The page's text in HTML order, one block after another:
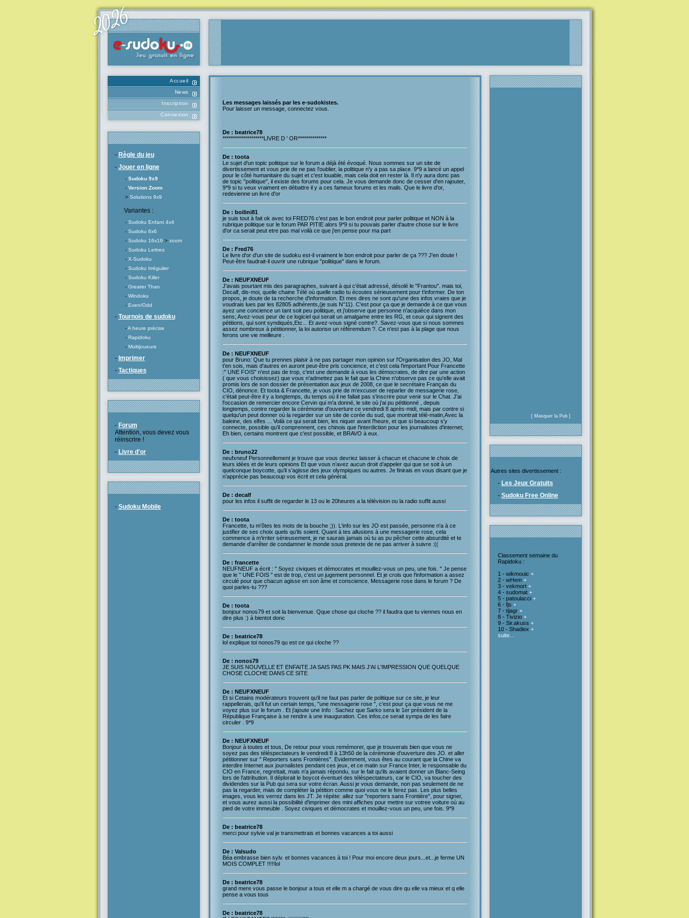
Accueil
News
Inscription
Connexion
- Règle du jeu
- Jouer en ligne
- Sudoku 9x9
- Version Zoom
> Solutions 9x9
Variantes :
- Sudoku Enfant 4x4
- Sudoku 6x6
- Sudoku 16x16 > zoom
- Sudoku Lettres
- X-Sudoku
- Sudoku Irrégulier
- Sudoku Killer
- Greater Than
- Windoku
- Even/Odd
- Tournois de sudoku
-A heure précise
- Rapidoku
- Multijoueurs
- Imprimer
- Tactiques
- Forum
Attention, vous devez vous
réinscrire !
- Livre d'or
- Sudoku Mobile
[ Masquer la Pub ]
Autres sites divertissement :
- Les Jeux Gratuits
- Sudoku Free Online
Classement semaine du
Rapidoku :
1 - wikmouic +
2 - wHem +
3 - vekmort +
4 - sudomat +
5 - patoulacci +
6 - fjs +
7 - tijagr +
8 - Tivizio +
9 - Sir.akuss +
10 - Shadiex +
suite...
Les messages laissés par les e-sudokistes.
Pour laisser un message, connectez vous.
De : beatrice78
********************LIVRE D ' OR**************
De : toota
Le sujet d'un topic politique sur le forum a déjà été évoqué. Nous sommes sur un site de
divertissement et vous prie de ne pas l'oublier, la politique n'y a pas sa place. 9*9 a lancé un appel
pour le côté humanitaire du sujet et c'est louable, mais cela doit en rester là. Il n'y aura donc pas
de topic "politique", il existe des forums pour cela. Je vous demande donc de cesser d'en rajouter,
9*9 si tu veux vraiment en débattre il y a ces fameux forums et les mails. Que le livre d'or,
redevienne un livre d'or
De : boilini81
je suis tout à fait ok avec toi FRED76 c'est pas le bon endroit pour parler politique et NON à la
rubrique politique sur le forum PAR PITIE alors 9*9 si tu pouvais parler d'autre chose sur le livre
d'or ca serait peut etre pas mal voilà ce que j'en pense pour ma part
De : Fred76
Le livre d'or d'un site de sudoku est-il vraiment le bon endroit pour parler de ça ??? J'en doute !
Peut-être faudrait-il ouvrir une rubrique "politique" dans le forum.
De : NEUFXNEUF
J'avais pourtant mis des paragraphes, suivant à qui c'était adressé, désolé le "Frantou". mais toi,
Decalf, dis-moi, quelle chaine Télé où quelle radio tu écoutes sérieusement pour t'informer. De ton
propos, je doute de ta recherche d'information. Et mes dires ne sont qu'une des infos vraies que je
voudrais lues par les 82805 adhérents,(je suis N°11). C'est pour ça que je demande à ce que vous
ayez une concience un tant soit peu politique, et j'observe que personne n'acquièce dans mon
sens; Avez-vous peur de ce logiciel qui serait un amalgame entre les RG, et ceux qui signent des
pétitions, qui sont syndiqués,Etc... Et avez-vous signé contre?. Savez-vous que si nous sommes
assez nombreux à pétitionner, la loi autorise un référemdum ?. Ce n'est pas à la plage que nous
ferons une vie meilleure .
De : NEUFXNEUF
pour Bruno: Que tu prennes plaisir à ne pas partager mon opinion sur l'Organisation des JO, Mal
t'en sois, mais d'autres en auront peut-être pris concience, et c'est cela l'important Pour Francette
:" UNE FOIS" n'est pas de trop, c'est une demande à vous les démocrates, de dire par une action
( que vous choisissez) que vous n'admettez pas le fait que la Chine n'observe pas ce qu'elle avait
promis lors de son dossier de présentation aux jeux de 2008, ce que le secrétaire Français du
CIO, dénonce. Et toota & Francette, je vous prie de m'excuser de reparler de messagerie rose,
c'était peut-être il y a longtemps, du temps où il ne fallait pas s'inscrire pour venir sur le Chat. J'ai
l'occasion de remercier encore Cervin qui m'a donné, le site où j'ai pu pétitionné , depuis
longtemps, contre regarder la cérémonie d'ouverture ce vendredi 8 après-midi, mais par contre si
quelqu'un peut donner où la regarder sur un site de corée du sud, que montrait télé-matin,Avec la
baleine, des elfes ... Voilà ce qui serait bien, les niquer avant l'heure, et que si beaucoup s'y
connecte, possible qu'il comprennent, ces chinois que l'interdiction pour les journalistes d'internet;
Eh bien, certains montrent que c'est possible, et BRAVO à eux.
De : bruno22
neufxneuf Personnellement je trouve que vous devriez laisser à chacun et chacune le choix de
leurs idées et de leurs opinions Et que vous n’avez aucun droit d’appeler qui que se soit à un
quelconque boycotte, qu’il s’agisse des jeux olympiques ou autres. Je finirais en vous disant que je
n’apprécie pas beaucoup vos écrit et cela général.
De : decalf
pour les infos il suffit de regarder le 13 ou le 20heures a la télévision ou la radio suffit aussi
De : toota
Francette, tu m'ôtes les mots de la bouche ;)). L'info sur les JO est passée, personne n'a à ce
justifier de ses choix quels qu'ils soient. Quant à tes allusions à une messagerie rose, cela
commence à m'irriter sérieusement, je ne saurais jamais où tu as pu pêcher cette absurdité et te
demande d'arrêter de condamner le monde sous pretexte de ne pas arriver à suivre :((
De : francette
NEUFNEUF a écrit : " Soyez civiques et démocrates et mouillez-vous un peu, une fois. " Je pense
que le " UNE FOIS " est de trop, c'est un jugement personnel. Et je crois que l'information a assez
circulé pour que chacun agisse en son âme et conscience. Messagerie rose dans le forum ? De
quoi parles-tu ???
De : toota
bonjour nonos79 et soit la bienvenue. Qque chose qui cloche ?? il faudra que tu viennes nous en
dire plus :) à bientot donc
De : beatrice78
lol explique toi nonos79 qu est ce qui cloche ??
De : nonos79
JE SUIS NOUVELLE ET ENFAITE JA SAIS PAS PK MAIS J'AI L'IMPRESSION QUE QUELQUE
CHOSE CLOCHE DANS CE SITE
De : NEUFXNEUF
Et si Cetains modérateurs trouvent qu'il ne faut pas parler de politique sur ce site, je leur
rappellerais, qu'il fut un certain temps, "une messagerie rose ", c'est pour ça que vous ne me
voyez plus sur le forum . Et j'ajoute une Info : Sachez que Sarko sera le 1er président de la
République Française à se rendre à une inauguration. Ces infos,ce serait sympa de les faire
circuler . 9*9
De : NEUFXNEUF
Bonjour à toutes et tous, De retour pour vous remémorer, que je trouverais bien que vous ne
soyez pas des téléspectateurs le vendredi 8 à 13h50 de la cérémonie d'ouverture des JO. et aller
pétitionner sur " Reporters sans Frontières". Evidemment, vous êtes au courant que la Chine va
interdire Internet aux journalistes pendant ces jeux, et ce matin sur France Inter, le responsable du
CIO en France, regrettait, mais n'a jamais répondu, sur le fait qu'ils avaient donner un Blanc-Seing
lors de l'attribution. Il déplorait le boycot éventuel des téléspectateurs, car le CIO, va toucher des
dividendes sur la Pub qui sera sur votre écran. Aussi je vous demande, non pas seulement de ne
pas la regarder, mais de compléter la pétition comme quoi vous ne le ferez pas. Les plus belles
images, vous les verrez dans les JT. Je répète: allez sur "reporters sans Frontière", pour signer,
et vous aurez aussi la possibilité d'imprimer des mini affiches pour mettre sur votree voiture où au
pied de votre immeuble . Soyez civiques et démocrates et mouillez-vous un peu, une fois. 9*9
De : beatrice78
merci pour sylvie val je transmettrais et bonnes vacances a toi aussi
De : Valsudo
Béa embrasse bien sylv. et bonnes vacances à toi ! Pour moi encore deux jours...et...je ferme UN
MOIS COMPLET !!!!!lol
De : beatrice78
grand mere vous passe le bonjour a tous et elle m a chargé de vous dire qu elle va mieux et q elle
pense a vous tous
De : beatrice78